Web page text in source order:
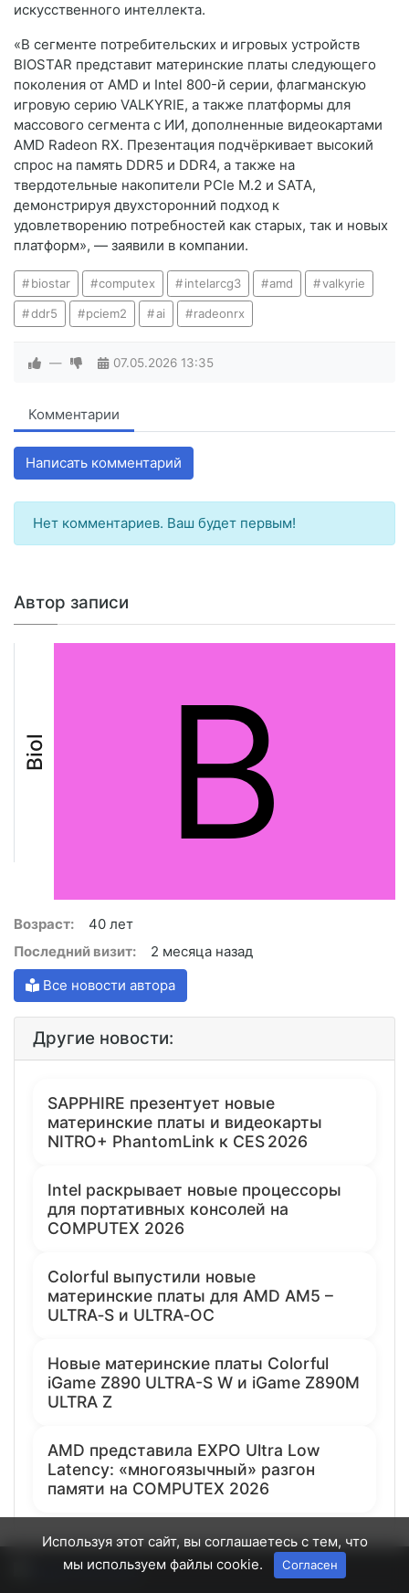
искусственного интеллекта.
«В сегменте потребительских и игровых устройств
BIOSTAR представит материнские платы следующего
поколения от AMD и Intel 800-й серии, флагманскую
игровую серию VALKYRIE, а также платформы для
массового сегмента с ИИ, дополненные видеокартами
AMD Radeon RX. Презентация подчёркивает высокий
спрос на память DDR5 и DDR4, а также на
твердотельные накопители PCIe M.2 и SATA,
демонстрируя двухсторонний подход к
удовлетворению потребностей как старых, так и новых
платформ», — заявили в компании.
biostar computex intelarcg3 amd valkyrie
ddr5 pciem2 ai radeonrx
— 07.05.2026 13:35
Комментарии
Написать комментарий
Нет комментариев. Ваш будет первым!
Автор записи
Biol B
Возраст:
40 лет
Последний визит:
2 месяца назад
Все новости автора
Другие новости:
SAPPHIRE презентует новые
материнские платы и видеокарты
NITRO+ PhantomLink к CES 2026
Intel раскрывает новые процессоры
для портативных консолей на
COMPUTEX 2026
Colorful выпустили новые
материнские платы для AMD AM5 –
ULTRA‑S и ULTRA‑OC
Новые материнские платы Colorful
iGame Z890 ULTRA-S W и iGame Z890M
ULTRA Z
AMD представила EXPO Ultra Low
Latency: «многоязычный» разгон
памяти на COMPUTEX 2026
Используя этот сайт, вы соглашаетесь с тем, что
мы используем файлы cookie.
Согласен